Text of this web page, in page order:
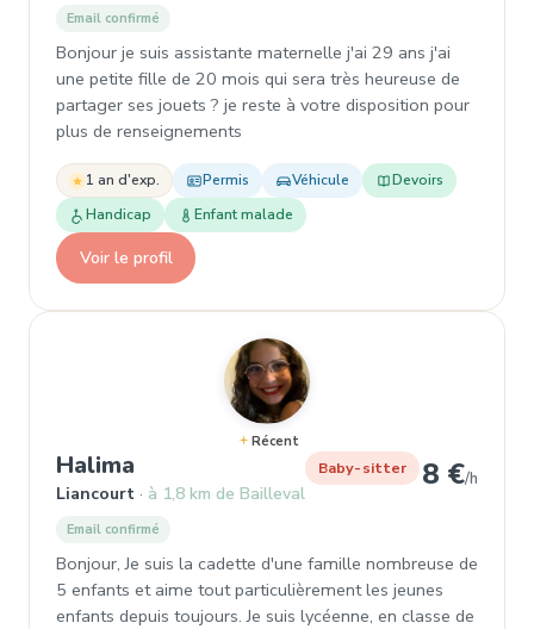
Email confirmé
Bonjour je suis assistante maternelle j'ai 29 ans j'ai
une petite fille de 20 mois qui sera très heureuse de
partager ses jouets ? je reste à votre disposition pour
plus de renseignements
1 an d'exp. Permis Véhicule
Devoirs
Handicap
Enfant malade
Voir le profil
Récent
Halima , Garde d'enfant à Liancourt
Liancourt à 1,8 km de Bailleval
Baby-sitter 8 €/h
Email confirmé
Bonjour, Je suis la cadette d'une famille nombreuse de
5 enfants et aime tout particulièrement les jeunes
enfants depuis toujours. Je suis lycéenne, en classe de